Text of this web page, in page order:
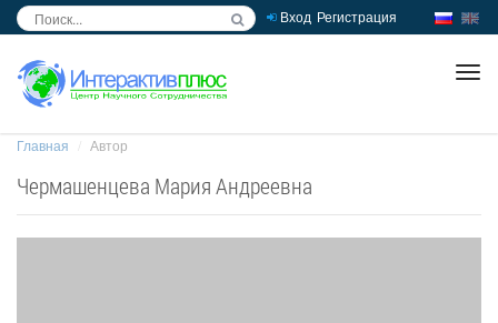
Вход Регистрация
Главная Автор
Чермашенцева Мария Андреевна